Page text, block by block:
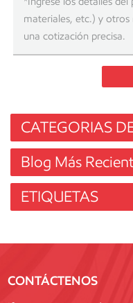
CATEGORIAS
Blog Más
ETIQUETAS
CONTÁCTENOS